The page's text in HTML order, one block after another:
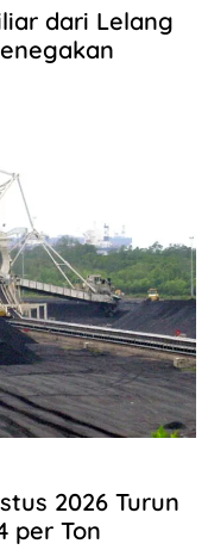
dari Lelang
2026 Turun
per Ton